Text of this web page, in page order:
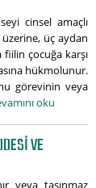
cinsel amaçlı
üç aydan
fiilin çocuğa karşı
hükmolunur.
görevinin veya
oku
VE
veya taşınmaz